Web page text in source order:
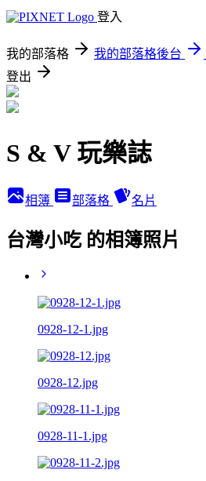
登入
我的部落格 我的部落格後台
登出
S & V 玩樂誌
相簿 部落格 名片
台灣小吃 的相簿照片
0928-12-1.jpg
0928-12.jpg
0928-11-1.jpg